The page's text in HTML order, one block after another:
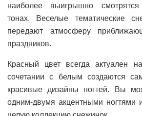
наиболее выигрышно
тонах. Веселые тематические
передают атмосферу
праздников.
Красный цвет всегда актуален
сочетании с белым создаются
красивые дизайны ногтей. Вы
одним-двумя акцентными ногтями